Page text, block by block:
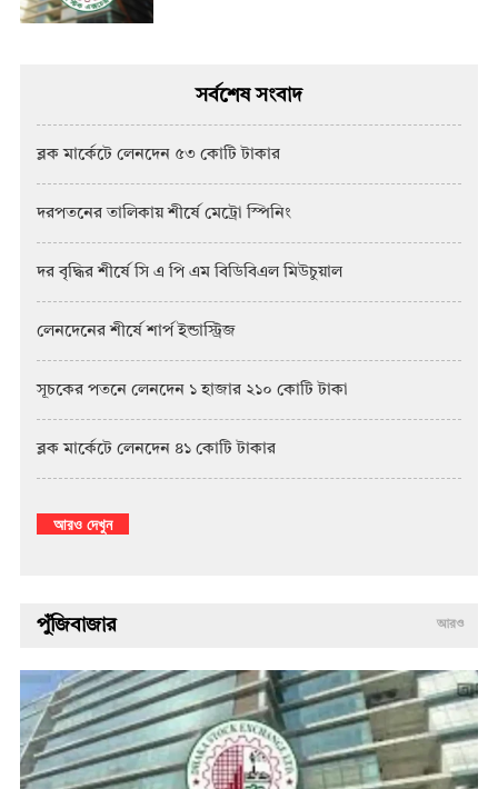
সর্বশেষ সংবাদ
ব্লক মার্কেটে লেনদেন ৫৩ কোটি টাকার
দরপতনের তালিকায় শীর্ষে মেট্রো স্পিনিং
দর বৃদ্ধির শীর্ষে সি এ পি এম বিডিবিএল মিউচুয়াল
লেনদেনের শীর্ষে শার্প ইন্ডাস্ট্রিজ
সূচকের পতনে লেনদেন ১ হাজার ২১০ কোটি টাকা
ব্লক মার্কেটে লেনদেন ৪১ কোটি টাকার
আরও দেখুন
পুঁজিবাজার আরও